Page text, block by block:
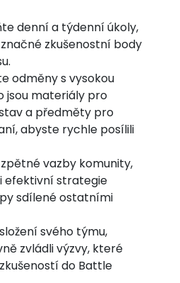
denní a týdenní úkoly,
zkušenostní body
odměny s vysokou
jsou materiály pro
a předměty pro
abyste rychle posílili
vazby komunity,
efektivní strategie
sdílené ostatními
svého týmu,
zvládli výzvy, které
do Battle